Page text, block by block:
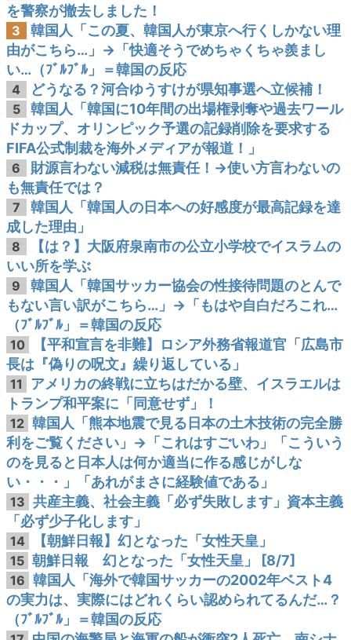
を警察が撤去しました！
3
韓国人「この夏、韓国人が東京へ行くしかない理
由がこちら…」→「快適そうでめちゃくちゃ羨まし
い…（ﾌﾞﾙﾌﾞﾙ」＝韓国の反応
4 どうなる？河合ゆうすけが県知事選へ立候補！
5
韓国人「韓国に10年間の出場権剥奪や過去ワール
ドカップ、オリンピック予選の記録削除を要求する
FIFA公式制裁を海外メディアが報道！」
6
財源言わない減税は無責任！→使い方言わないの
も無責任では？
7
韓国人「韓国人の日本への好感度が最高記録を達
成した理由」
8
【は？】大阪府泉南市の公立小学校でイスラムの
いい所を学ぶ
9
韓国人「韓国サッカー協会の性接待問題のとんで
もない言い訳がこちら…」→「もはや自白だろこれ…
（ﾌﾞﾙﾌﾞﾙ」＝韓国の反応
10
【平和宣言を非難】ロシア外務省報道官「広島市
長は『偽りの呪文』繰り返している」
11
アメリカの終戦に立ちはだかる壁、イスラエルは
トランプ和平案に「同意せず」！
12 韓国人「熊本地震で見る日本の土木技術の完全勝
利をご覧ください」→「これはすごいわ」「こういう
のを見ると日本人は何か適当に作る感じがしな
い・・・」「あれがまさに経験値である」
13 共産主義、社会主義「必ず失敗します」資本主義
「必ず少子化します」
14 【朝鮮日報】幻となった「女性天皇」
15 朝鮮日報 幻となった「女性天皇」 [8/7]
16 韓国人「海外で韓国サッカーの2002年ベスト4
の実力は、実際にはどれくらい認められてるんだ…？
（ﾌﾞﾙﾌﾞﾙ」＝韓国の反応